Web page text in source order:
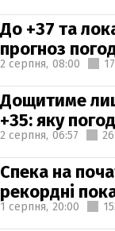
До +37 та
прогноз
2 серпня, 08:00
Дощитиме
+35: яку
2 серпня, 06:57
Спека на
рекордні
1 серпня, 20:00